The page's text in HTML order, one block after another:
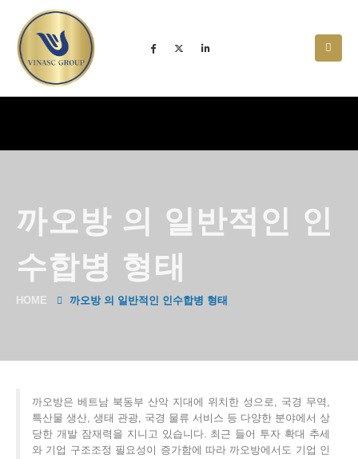
까오방 의 일반적인 인
수합병 형태
HOME 까오방 의 일반적인 인수합병 형태
까오방은 베트남 북동부 산악 지대에 위치한 성으로, 국경 무역,
특산물 생산, 생태 관광, 국경 물류 서비스 등 다양한 분야에서 상
당한 개발 잠재력을 지니고 있습니다. 최근 들어 투자 확대 추세
와 기업 구조조정 필요성이 증가함에 따라 까오방에서도 기업 인